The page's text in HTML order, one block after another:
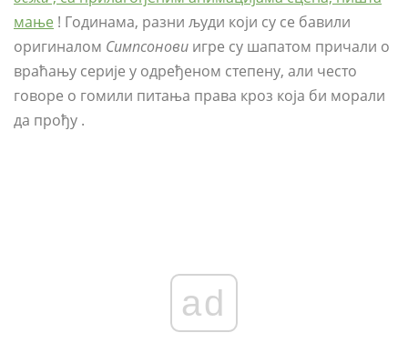
мање ! Годинама, разни људи који су се бавили
оригиналом Симпсонови игре су шапатом причали о
враћању серије у одређеном степену, али често
говоре о гомили питања права кроз која би морали
да прођу .
ad